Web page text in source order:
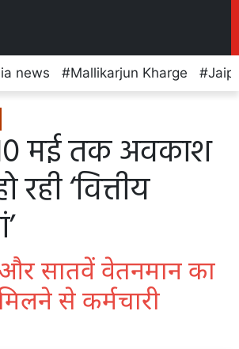
news Mallikarjun Kharge
मई तक अवकाश
रही ‘वित्तीय
और सातवें वेतनमान का
से कर्मचारी